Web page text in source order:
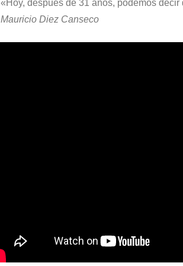
«Hoy, después de 31 años, podemos
Mauricio Diez Canseco